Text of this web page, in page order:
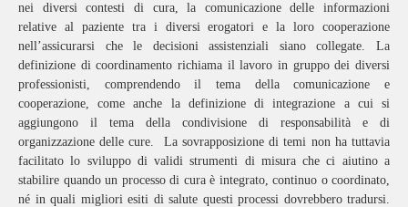
nei diversi contesti di cura, la comunicazione delle informazioni
relative al paziente tra i diversi erogatori e la loro cooperazione
nell’assicurarsi che le decisioni assistenziali siano collegate. La
definizione di coordinamento richiama il lavoro in gruppo dei diversi
professionisti, comprendendo il tema della comunicazione e
cooperazione, come anche la definizione di integrazione a cui si
aggiungono il tema della condivisione di responsabilità e di
organizzazione delle cure. La sovrapposizione di temi non ha tuttavia
facilitato lo sviluppo di validi strumenti di misura che ci aiutino a
stabilire quando un processo di cura è integrato, continuo o coordinato,
né in quali migliori esiti di salute questi processi dovrebbero tradursi.